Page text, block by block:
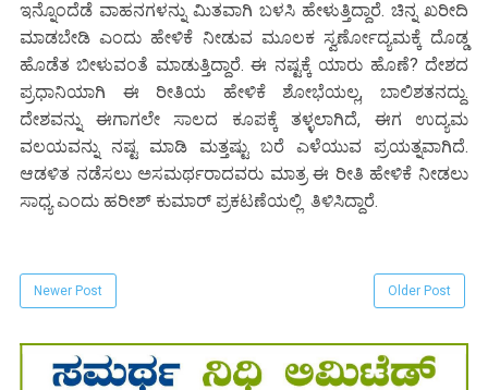
ಇನ್ನೊಂದೆಡೆ ವಾಹನಗಳನ್ನು ಮಿತವಾಗಿ ಬಳಸಿ ಹೇಳುತ್ತಿದ್ದಾರೆ. ಚಿನ್ನ ಖರೀದಿ
ಮಾಡಬೇಡಿ ಎಂದು ಹೇಳಿಕೆ ನೀಡುವ ಮೂಲಕ ಸ್ವರ್ಣೋದ್ಯಮಕ್ಕೆ ದೊಡ್ಡ
ಹೊಡೆತ ಬೀಳುವಂತೆ ಮಾಡುತ್ತಿದ್ದಾರೆ. ಈ ನಷ್ಟಕ್ಕೆ ಯಾರು ಹೊಣೆ? ದೇಶದ
ಪ್ರಧಾನಿಯಾಗಿ ಈ ರೀತಿಯ ಹೇಳಿಕೆ ಶೋಭೆಯಲ್ಲ, ಬಾಲಿಶತನದ್ದು.
ದೇಶವನ್ನು ಈಗಾಗಲೇ ಸಾಲದ ಕೂಪಕ್ಕೆ ತಳ್ಳಲಾಗಿದೆ, ಈಗ ಉದ್ಯಮ
ವಲಯವನ್ನು ನಷ್ಟ ಮಾಡಿ ಮತ್ತಷ್ಟು ಬರೆ ಎಳೆಯುವ ಪ್ರಯತ್ನವಾಗಿದೆ.
ಆಡಳಿತ ನಡೆಸಲು ಅಸಮರ್ಥರಾದವರು ಮಾತ್ರ ಈ ರೀತಿ ಹೇಳಿಕೆ ನೀಡಲು
ಸಾಧ್ಯ ಎಂದು ಹರೀಶ್ ಕುಮಾರ್ ಪ್ರಕಟಣೆಯಲ್ಲಿ ತಿಳಿಸಿದ್ದಾರೆ.
Newer Post Older Post